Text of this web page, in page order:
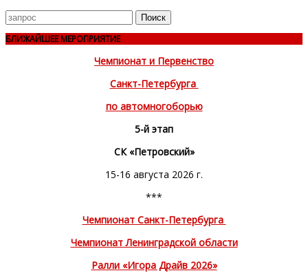
Поиск
для
БЛИЖАЙШЕЕ МЕРОПРИЯТИЕ
Чемпионат и Первенство
Санкт-Петербурга
по автомногоборью
5-й этап
СК «Петровский»
15-16 августа 2026 г.
***
Чемпионат Санкт-Петербурга
Чемпионат Ленинградской области
Ралли «Игора Драйв 2026»